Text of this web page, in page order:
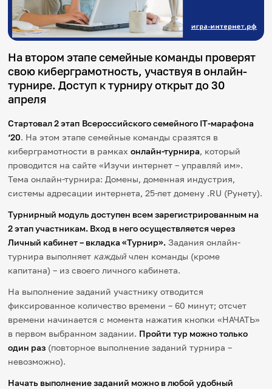
Игры и тренажеры
Игра «Знания»
Знания в тестах
Викторина
Словарь
Настолка
Памятки
Комиксы
Стихи
Педагогам
Школа наставников
IT-урок
Методика
Секреты кода
English
Регистрация Вход
Задать вопрос
На втором этапе семейные команды проверят
свою киберграмотность, участвуя в онлайн-
турнире. Доступ к турниру открыт до 30
апреля
Стартовал 2 этап Всероссийского семейного IT-марафона
‘20. На этом этапе семейные команды сразятся в
киберграмотности в рамкахонлайн-турнира, который
проводится на сайте «Изучи интернет – управляй им».
Тема онлайн-турнира: Домены, доменная индустрия,
системы адресации интернета, 25-лет домену .RU (Рунету).
Турнирный модуль доступен всем зарегистрированным на
2 этап участникам. Вход в него осуществляется через
Личный кабинет – вкладка«Турнир». Задания онлайн-
турнира выполняет каждый член команды (кроме
капитана) – из своего личного кабинета.
На выполнение заданий участнику отводится
фиксированное количество времени – 60 минут; отсчет
времени начинается с момента нажатия кнопки «НАЧАТЬ»
в первом выбранном задании. Пройти тур можно только
один раз (повторное выполнение заданий турнира –
невозможно).
Начать выполнение заданий можно в любой удобный